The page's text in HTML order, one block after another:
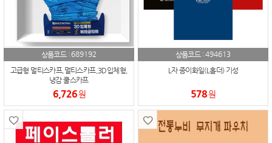
상품코드 : 689192
고급형 멀티스카프,멀티스카프,3D입체형,
냉감 쿨스카프
6,726원
상품코드 :494613
L자 종이화일(L홀더) 기성
578원